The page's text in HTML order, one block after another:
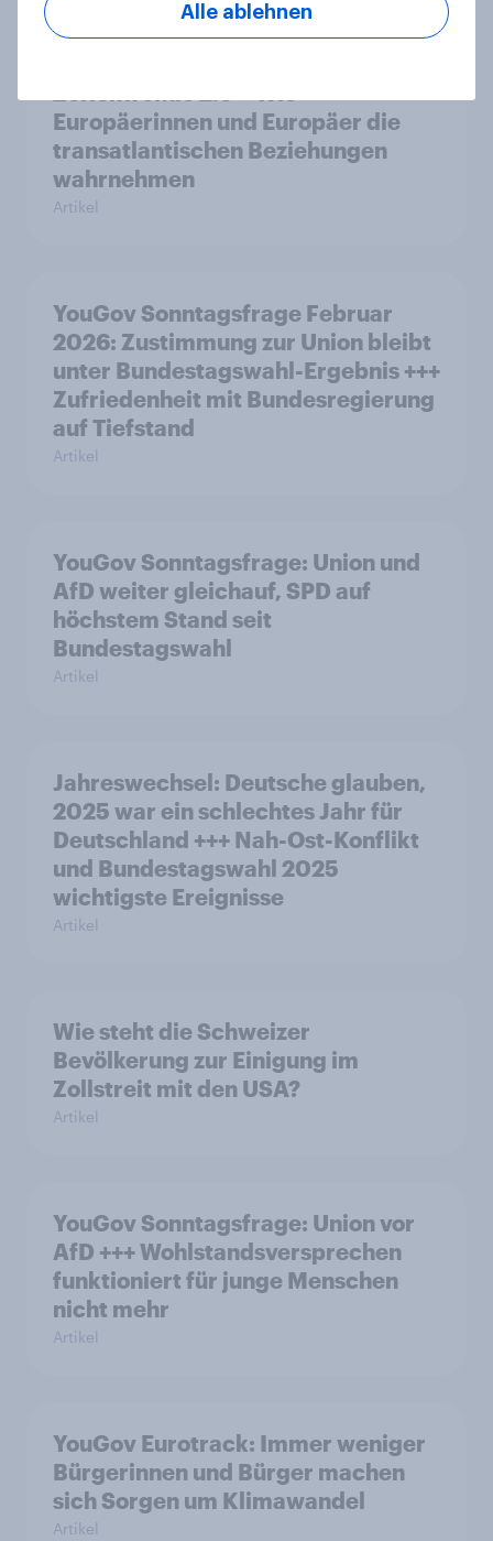
Europäerinnen und Europäer die
transatlantischen Beziehungen
wahrnehmen
Artikel
YouGov Sonntagsfrage Februar
2026: Zustimmung zur Union bleibt
unter Bundestagswahl-Ergebnis +++
Zufriedenheit mit Bundesregierung
auf Tiefstand
Artikel
YouGov Sonntagsfrage: Union und
AfD weiter gleichauf, SPD auf
höchstem Stand seit
Bundestagswahl
Artikel
Jahreswechsel: Deutsche glauben,
2025 war ein schlechtes Jahr für
Deutschland +++ Nah-Ost-Konflikt
und Bundestagswahl 2025
wichtigste Ereignisse
Artikel
Wie steht die Schweizer
Bevölkerung zur Einigung im
Zollstreit mit den USA?
Artikel
YouGov Sonntagsfrage: Union vor
AfD +++ Wohlstandsversprechen
funktioniert für junge Menschen
nicht mehr
Artikel
YouGov Eurotrack: Immer weniger
Bürgerinnen und Bürger machen
sich Sorgen um Klimawandel
Artikel
Alle ablehnen